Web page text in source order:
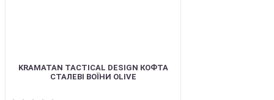
KRAMATAN TACTICAL DESIGN КОФТА
СТАЛЕВІ ВОЇНИ OLIVE